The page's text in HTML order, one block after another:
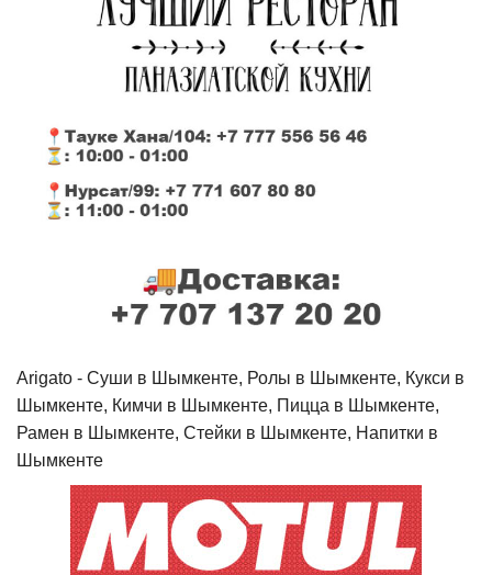
Arigato - Cуши в Шымкенте, Ролы в Шымкенте, Кукси в
Шымкенте, Кимчи в Шымкенте, Пицца в Шымкенте,
Рамен в Шымкенте, Стейки в Шымкенте, Напитки в
Шымкенте